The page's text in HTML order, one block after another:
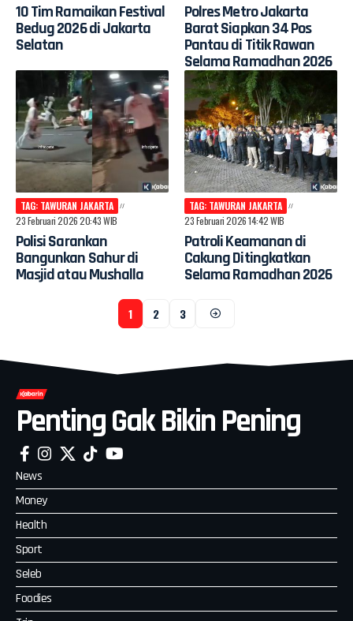
10 Tim Ramaikan Festival
Bedug 2026 di Jakarta
Selatan
Polres Metro Jakarta
Barat Siapkan 34 Pos
Pantau di Titik Rawan
Selama Ramadhan 2026
TAG: TAWURAN JAKARTA
23 Februari 2026 20:43 WIB
Polisi Sarankan
Bangunkan Sahur di
Masjid atau Mushalla
TAG: TAWURAN JAKARTA
23 Februari 2026 14:42 WIB
Patroli Keamanan di
Cakung Ditingkatkan
Selama Ramadhan 2026
1 2 3
Penting Gak Bikin Pening
News
Money
Health
Sport
Seleb
Foodies